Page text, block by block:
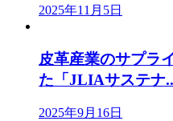
2025年11月5日
皮革産業のサプラ
た「JLIAサステナ
2025年9月16日